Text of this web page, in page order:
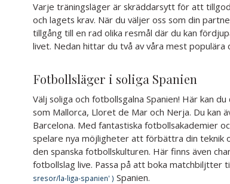
Varje träningsläger är skräddarsytt för att
och lagets krav. När du väljer oss som din
tillgång till en rad olika resmål där du kan
livet. Nedan hittar du två av våra mest populära
Fotbollsläger i soliga Spanien
Välj soliga och fotbollsgalna Spanien! Här kan
som Mallorca, Lloret de Mar och Nerja. Du kan
Barcelona. Med fantastiska fotbollsakademier
spelare nya möjligheter att förbättra din teknik
den spanska fotbollskulturen. Här finns även
fotbollslag live. Passa på att boka matchbiljtter
Spanien.